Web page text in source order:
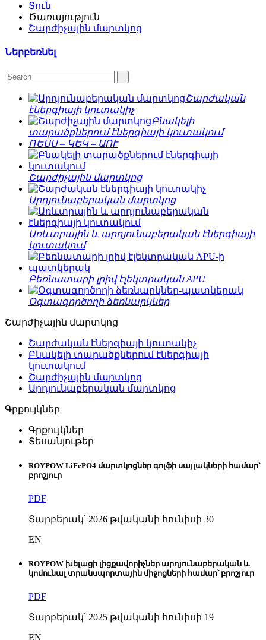
Տուն
Ծառայություն
Շարժիչային մարտկոց
Ներբեռնել
Շարժական
էներգիայի կուտակիչ
Բնակելի
տարածքներում էներգիայի կուտակում
ՌԵՍՍ – ԿԵԿ – ԱՈՒ
Շարժիչային մարտկոց
Արդյունաբերական մարտկոց
Առևտրային և արդյունաբերական էներգիայի
կուտակում
Բեռնատարի լրիվ էլեկտրական APU
Օգտագործողի ձեռնարկներ
Շարժիչային մարտկոց
Շարժական էներգիայի կուտակիչ
Բնակելի տարածքներում էներգիայի
կուտակում
Շարժիչային մարտկոց
Արդյունաբերական մարտկոց
Գրքույկներ
Գրքույկներ
Տեսանյութեր
ROYPOW LiFePO4 մարտկոցներ գոլֆի սայլակների համար՝
բրոշյուր
PDF
Տարբերակ՝ 2026 թվականի հունիսի 30
EN
ROYPOW խելացի լիցքավորիչներ արդյունաբերական և
կոմունալ տրանսպորտային միջոցների համար՝ բրոշյուր
PDF
Տարբերակ՝ 2025 թվականի հունիսի 19
EN